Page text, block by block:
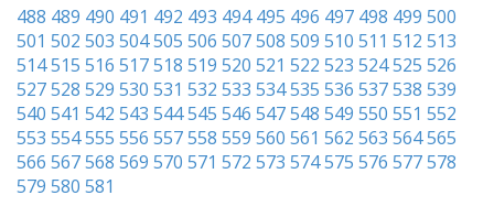
488 489 490 491 492 493 494 495 496 497 498 499 500
501 502 503 504505 506 507508 509 510 511 512 513
514515 516 517518 519 520 521 522 523 524525 526
527528 529 530 531 532 533 534535 536 537538 539
540 541 542 543 544545 546 547548 549 550 551 552
553 554555 556 557558 559 560 561 562 563 564565
566 567568 569 570 571 572 573 574575 576 577578
579 580 581